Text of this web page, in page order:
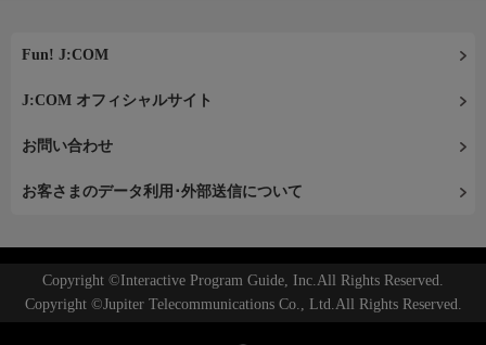
Fun! J:COM
J:COM オフィシャルサイト
お問い合わせ
お客さまのデータ利用･外部送信について
Copyright ©Interactive Program Guide, Inc.All Rights Reserved.
Copyright ©Jupiter Telecommunications Co., Ltd.All Rights Reserved.